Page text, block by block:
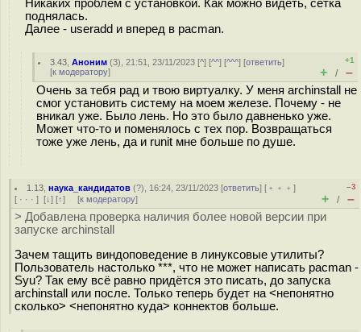
Никаких проблем с установкой. Как можно видеть, сетка
поднялась.
Далее - useradd и вперед в pacman.
3.43 ,Аноним (3), 21:51, 23/11/2023 [^] [^^] [^^^] [ответить]
[к модератору]
+1
+ / –
Очень за тебя рад и твою виртуалку. У меня archinstall не
смог установить систему на моем железе. Почему - не
вникал уже. Было лень. Но это было давненько уже.
Может что-то и поменялось с тех пор. Возвращаться
тоже уже лень, да и runit мне больше по душе.
1.13 ,наука_кандидатов (?), 16:24, 23/11/2023 [ответить] [ ﹢﹢﹢]
[ · · · ] [↓] [↑] [к модератору]
–3
+ / –
> Добавлена проверка наличия более новой версии при
запуске archinstall
Зачем тащить виндоповедение в линуксовые утилиты?
Пользователь настолько ***, что не может написать pacman -
Syu? Так ему всё равно придётся это писать, до запуска
archinstall или после. Только теперь будет на <непонятно
сколько> <непонятно куда> коннектов больше.